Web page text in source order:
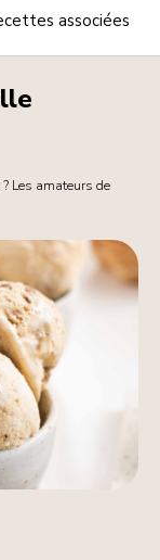
Print
Les amateurs de
associées